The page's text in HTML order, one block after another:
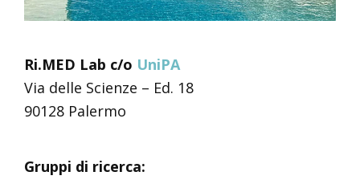
Ri.MED Lab c/o UniPA
Via delle Scienze – Ed. 18
90128 Palermo
Gruppi di ricerca: